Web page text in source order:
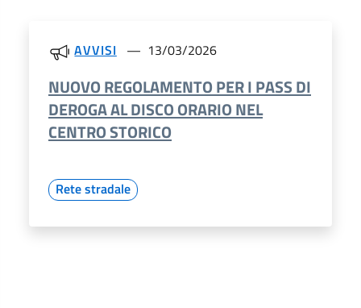
AVVISI 13/03/2026
NUOVO REGOLAMENTO PER I PASS DI
DEROGA AL DISCO ORARIO NEL
CENTRO STORICO
Rete stradale